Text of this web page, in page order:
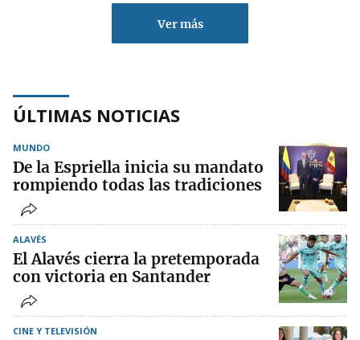
Ver más
ÚLTIMAS NOTICIAS
MUNDO
De la Espriella inicia su mandato
rompiendo todas las tradiciones
ALAVÉS
El Alavés cierra la pretemporada
con victoria en Santander
CINE Y TELEVISIÓN